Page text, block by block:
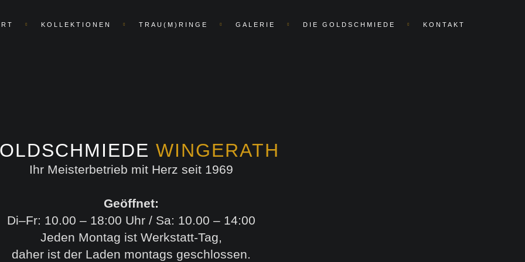
KOLLEKTIONEN TRAU(M)RINGE GALERIE DIE GOLDSCHMIEDE KONTAKT
WINGERATH
Ihr Meisterbetrieb mit Herz seit 1969
Geöffnet:
Di–Fr: 10.00 – 18:00 Uhr / Sa: 10.00 – 14:00
Jeden Montag ist Werkstatt-Tag,
daher ist der Laden montags geschlossen.